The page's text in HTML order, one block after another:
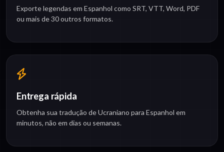
Exporte legendas em Espanhol como SRT, VTT, Word, PDF
ou mais de 30 outros formatos.
Entrega rápida
Obtenha sua tradução de Ucraniano para Espanhol em
minutos, não em dias ou semanas.